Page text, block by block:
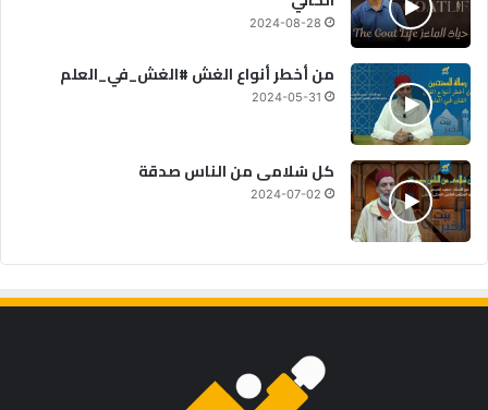
2024-08-28
من أخطر أنواع الغش #الغش_في_العلم
2024-05-31
كل سُلامى من الناس صدقة
2024-07-02